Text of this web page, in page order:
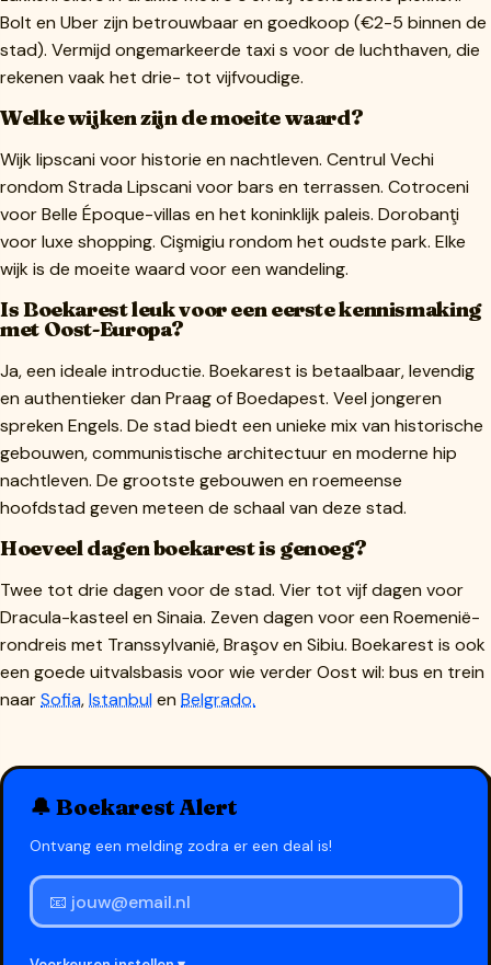
Bolt en Uber zijn betrouwbaar en goedkoop (€2-5 binnen de
stad). Vermijd ongemarkeerde taxi s voor de luchthaven, die
rekenen vaak het drie- tot vijfvoudige.
Welke wijken zijn de moeite waard?
Wijk lipscani voor historie en nachtleven. Centrul Vechi
rondom Strada Lipscani voor bars en terrassen. Cotroceni
voor Belle Époque-villas en het koninklijk paleis. Dorobanţi
voor luxe shopping. Cişmigiu rondom het oudste park. Elke
wijk is de moeite waard voor een wandeling.
Is Boekarest leuk voor een eerste kennismaking
met Oost-Europa?
Ja, een ideale introductie. Boekarest is betaalbaar, levendig
en authentieker dan Praag of Boedapest. Veel jongeren
spreken Engels. De stad biedt een unieke mix van historische
gebouwen, communistische architectuur en moderne hip
nachtleven. De grootste gebouwen en roemeense
hoofdstad geven meteen de schaal van deze stad.
Hoeveel dagen boekarest is genoeg?
Twee tot drie dagen voor de stad. Vier tot vijf dagen voor
Dracula-kasteel en Sinaia. Zeven dagen voor een Roemenië-
rondreis met Transsylvanië, Braşov en Sibiu. Boekarest is ook
een goede uitvalsbasis voor wie verder Oost wil: bus en trein
naarSofia,Istanbulen Belgrado.
🔔 Boekarest Alert
Ontvang een melding zodra er een deal is!